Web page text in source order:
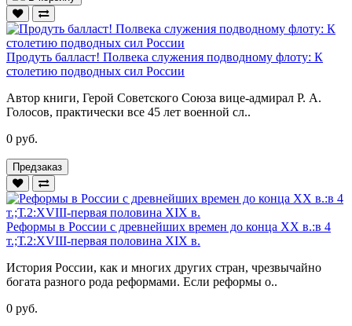
Продуть балласт! Полвека служения подводному флоту: К
столетию подводных сил России
Автор книги, Герой Советского Союза вице-адмирал Р. А.
Голосов, практически все 45 лет военной сл..
0 руб.
Предзаказ
Реформы в России с древнейших времен до конца ХХ в.:в 4
т.;Т.2:XVIII-первая половина XIX в.
История России, как и многих других стран, чрезвычайно
богата разного рода реформами. Если реформы о..
0 руб.